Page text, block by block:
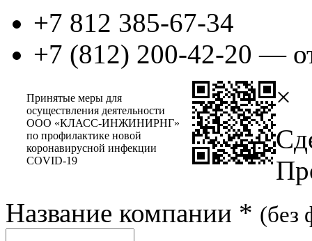
+7 812 385-67-34
+7 (812) 200-42-20 —
Принятые меры для
осуществления деятельности
ООО «КЛАСС-ИНЖИНИРНГ»
по профилактике новой
коронавирусной инфекции
COVID-19
×
Название компании * (без